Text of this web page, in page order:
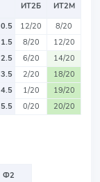
ИТ2Б
ИТ2М
0.5
12/20
8/20
1.5
8/20
12/20
2.5
6/20
14/20
3.5
2/20
18/20
4.5
1/20
19/20
5.5
0/20 20/20
Ф2